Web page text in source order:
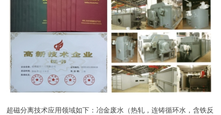
超磁分离技术应用领域如下：冶金废水（热轧，连铸循环水，含铁反